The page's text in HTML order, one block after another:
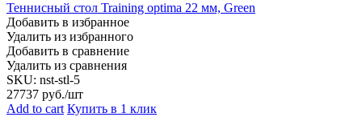
Теннисный стол Training optima 22 мм, Green
Добавить в избранное
Удалить из избранного
Добавить в сравнение
Удалить из сравнения
SKU: nst-stl-5
27737 руб./шт
Add to cart Купить в 1 клик